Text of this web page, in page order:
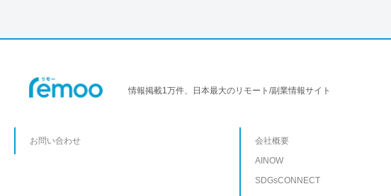
情報掲載1万件、日本最大のリモート/副業情報サイト
お問い合わせ
会社概要
AINOW
SDGsCONNECT